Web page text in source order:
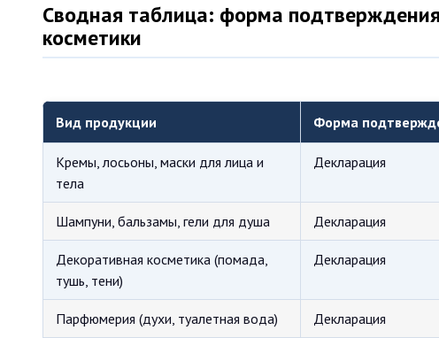
Сводная таблица: форма
косметики
Вид продукции Форма
Кремы, лосьоны, маски для лица и
тела
Декларация
Шампуни, бальзамы, гели для душа Декларация
Декоративная косметика (помада,
тушь, тени)
Декларация
Парфюмерия (духи, туалетная вода) Декларация